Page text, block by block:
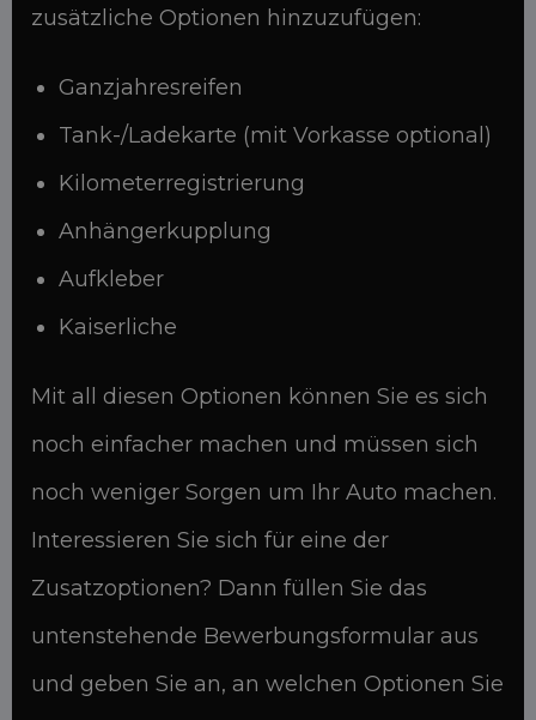
zusätzliche Optionen hinzuzufügen:
Ganzjahresreifen
Tank-/Ladekarte (mit Vorkasse optional)
Kilometerregistrierung
Anhängerkupplung
Aufkleber
Kaiserliche
Mit all diesen Optionen können Sie es sich
noch einfacher machen und müssen sich
noch weniger Sorgen um Ihr Auto machen.
Interessieren Sie sich für eine der
Zusatzoptionen? Dann füllen Sie das
untenstehende Bewerbungsformular aus
und geben Sie an, an welchen Optionen Sie